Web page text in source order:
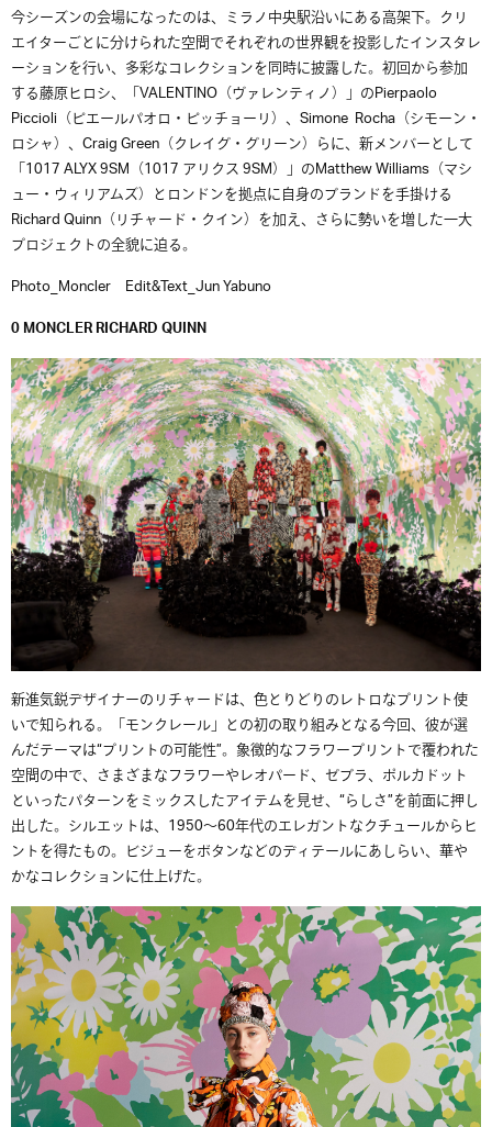
今シーズンの会場になったのは、ミラノ中央駅沿いにある高架下。クリ
エイターごとに分けられた空間でそれぞれの世界観を投影したインスタレ
ーションを行い、多彩なコレクションを同時に披露した。初回から参加
する藤原ヒロシ、「VALENTINO （ヴァレンティノ）」のPierpaolo
Piccioli （ピエールパオロ・ピッチョーリ）、 Simone Rocha （シモーン・
ロシャ）、 Craig Green （クレイグ・グリーン）らに、新メンバーとして
「1017 ALYX 9SM （1017アリクス9SM）」のMatthew Williams（マシ
ュー・ウィリアムズ）とロンドンを拠点に自身のブランドを手掛ける
Richard Quinn（リチャード・クイン） を加え、さらに勢いを増した一大
プロジェクトの全貌に迫る。
Photo_Moncler Edit&Text_Jun Yabuno
0 MONCLER RICHARD QUINN
新進気鋭デザイナーのリチャードは、色とりどりのレトロなプリント使
いで知られる。「モンクレール」との初の取り組みとなる今回、彼が選
んだテーマは“プリントの可能性”。象徴的なフラワープリントで覆われた
空間の中で、さまざまなフラワーやレオパード、ゼブラ、ポルカドット
といったパターンをミックスしたアイテムを見せ、 “らしさ”を前面に押し
出した。シルエットは、 1950～60年代のエレガントなクチュールからヒ
ントを得たもの。ビジューをボタンなどのディテールにあしらい、華や
かなコレクションに仕上げた。